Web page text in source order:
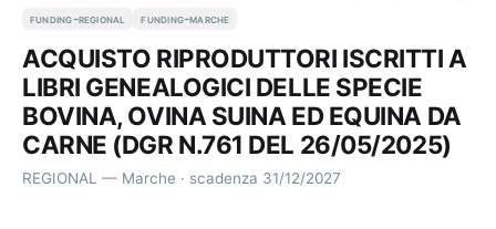
funding-regional funding-marche
ACQUISTO RIPRODUTTORI ISCRITTI A
LIBRI GENEALOGICI DELLE SPECIE
BOVINA, OVINA SUINA ED EQUINA DA
CARNE (DGR N.761 DEL 26/05/2025)
REGIONAL — Marche · scadenza 31/12/2027